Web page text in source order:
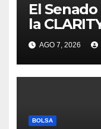
El
la
AGO 7, 2026
BOLSA